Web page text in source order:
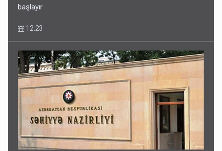
başlayır
12:23